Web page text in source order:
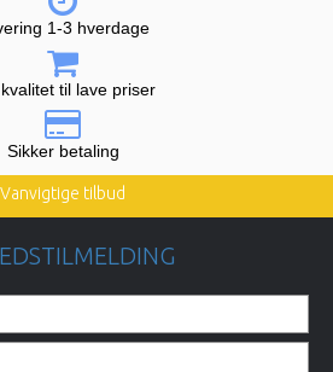
1-3 hverdage
til lave priser
Sikker betaling
Vanvigtige tilbud